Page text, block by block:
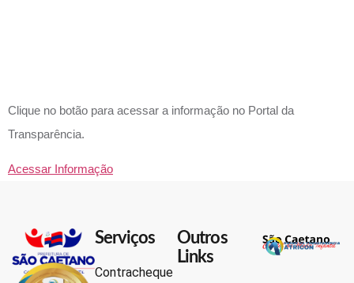
Clique no botão para acessar a informação no Portal da
Transparência.
Acessar Informação
Serviços
Contracheque
Outros
Links